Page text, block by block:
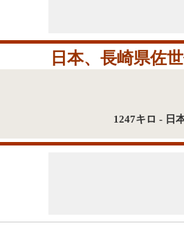
日本、長崎県佐
1247キロ - 日